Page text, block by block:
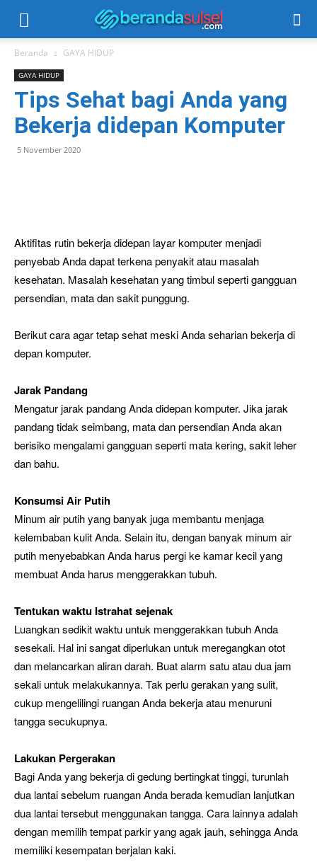
Beranda GAYA HIDUP
GAYA HIDUP
Tips Sehat bagi Anda yang
Bekerja didepan Komputer
5 November 2020
Aktifitas rutin bekerja didepan layar komputer menjadi
penyebab Anda dapat terkena penyakit atau masalah
kesehatan. Masalah kesehatan yang timbul seperti gangguan
persendian, mata dan sakit punggung.
Berikut cara agar tetap sehat meski Anda seharian bekerja di
depan komputer.
Jarak Pandang
Mengatur jarak pandang Anda didepan komputer. Jika jarak
pandang tidak seimbang, mata dan persendian Anda akan
berisiko mengalami gangguan seperti mata kering, sakit leher
dan bahu.
Konsumsi Air Putih
Minum air putih yang banyak juga membantu menjaga
kelembaban kulit Anda. Selain itu, dengan banyak minum air
putih menyebabkan Anda harus pergi ke kamar kecil yang
membuat Anda harus menggerakkan tubuh.
Tentukan waktu Istrahat sejenak
Luangkan sedikit waktu untuk menggerakkan tubuh Anda
sesekali. Hal ini sangat diperlukan untuk meregangkan otot
dan melancarkan aliran darah. Buat alarm satu atau dua jam
sekali untuk melakukannya. Tak perlu gerakan yang sulit,
cukup mengelilingi ruangan Anda bekerja atau menuruni
tangga secukupnya.
Lakukan Pergerakan
Bagi Anda yang bekerja di gedung bertingkat tinggi, turunlah
dua lantai sebelum ruangan Anda berada kemudian lanjutkan
dua lantai tersebut menggunakan tangga. Cara lainnya adalah
dengan memilih tempat parkir yang agak jauh, sehingga Anda
memiliki kesempatan berjalan kaki.